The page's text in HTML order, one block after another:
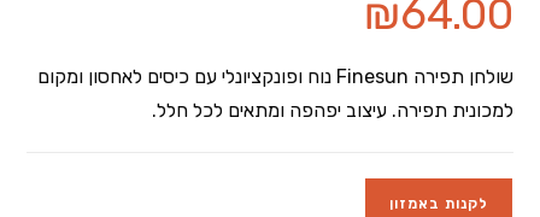
₪64.00
שולחן תפירה Finesun נוח ופונקציונלי עם כיסים לאחסון ומקום
למכונית תפירה. עיצוב יפהפה ומתאים לכל חלל.
לקנות באמזון